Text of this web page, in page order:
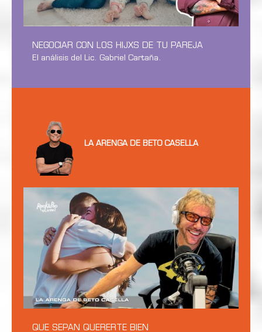
NEGOCIAR CON LOS HIJXS DE TU PAREJA
El análisis del Lic. Gabriel Cartaña.
LA ARENGA DE BETO CASELLA
QUE SEPAN QUERERTE BIEN